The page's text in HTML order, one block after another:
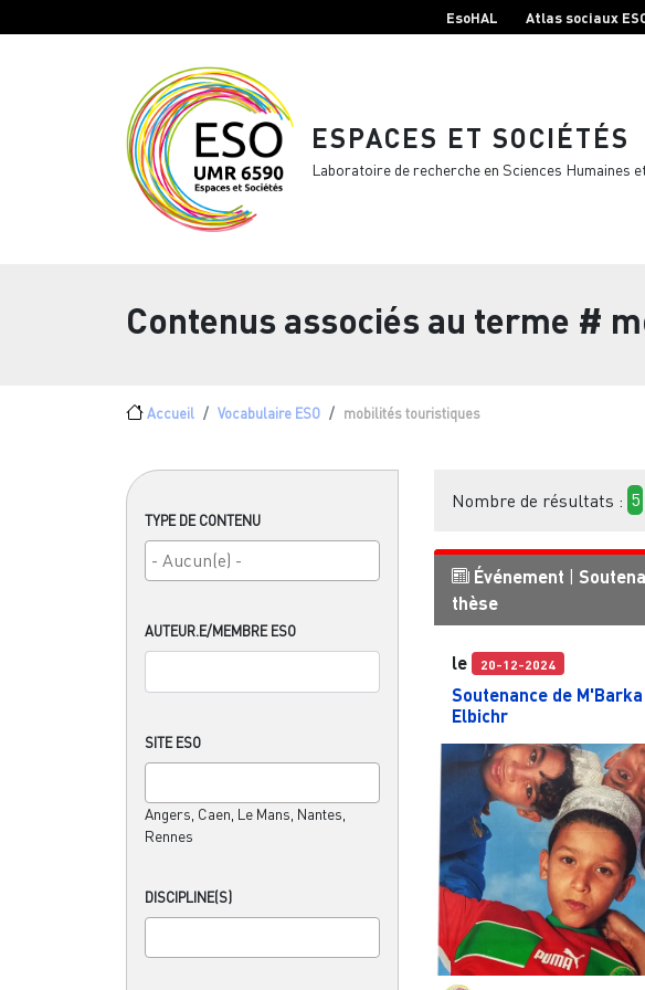
EsoHAL Atlas sociaux
ESPACES ET SOCIÉTÉS
Laboratoire de recherche en Sciences Humaines
Contenus associés au terme #
Fil d'Ariane
Accueil Vocabulaire ESO mobilités touristiques
TYPE DE CONTENU
AUTEUR.E/MEMBRE ESO
SITE ESO
Angers, Caen, Le Mans, Nantes,
Rennes
DISCIPLINE(S)
Nombre de résultats : 5
Événement |
thèse
le 20-12-2024
Soutenance de
Elbichr